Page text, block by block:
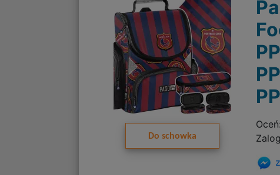
Do schowka